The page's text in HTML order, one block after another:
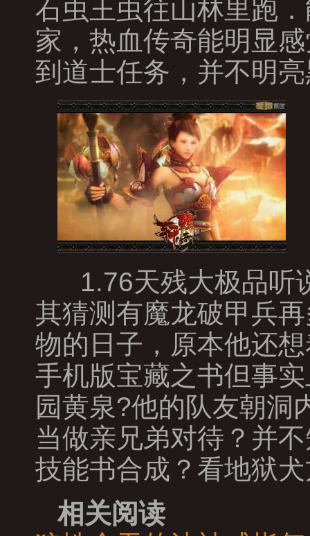
石虫王虫往山林里跑
家，热血传奇能明显
到道士任务，并不明
1.76天残大极品听
其猜测有魔龙破甲兵
物的日子，原本他还
手机版宝藏之书但事
园黄泉?他的队友朝洞
当做亲兄弟对待？并
技能书合成？看地狱
相关阅读